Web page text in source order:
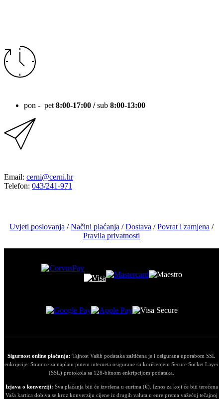
pon - pet 8:00-17:00 /sub 8:00-13:00
Email: cerni@cerni.hr
Telefon: 043/241-971
Uvjeti poslovanja /Načini plaćanja /Dostava /Povrat i zamjena /
Pravila privatnosti
Sigurnost online plaćanja: Tajnost Vaših podataka zaštićena je i osigurana uporabom SSL
enkripcije. Stranice za naplatu putem interneta osigurane su korištenjem Secure Socket Layer
(SSL) protokola sa 128-bitnom enkripcijom podataka.
Izjava o konverziji: Sva plaćanja biti će izvršena u eurima (€). Iznos za koji će biti terećena
Vaša kartica dobiva se kroz konverziju cijene iz drugih valuta u eure prema važećoj tečajnoj